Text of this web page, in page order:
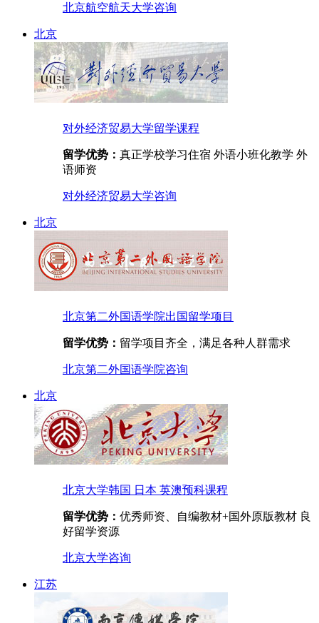
北京航空航天大学咨询
北京
对外经济贸易大学留学课程
留学优势： 真正学校学习住宿 外语小班化教学 外
语师资
对外经济贸易大学咨询
北京
北京第二外国语学院出国留学项目
留学优势： 留学项目齐全，满足各种人群需求
北京第二外国语学院咨询
北京
北京大学韩国 日本 英澳预科课程
留学优势： 优秀师资、自编教材+国外原版教材 良
好留学资源
北京大学咨询
江苏